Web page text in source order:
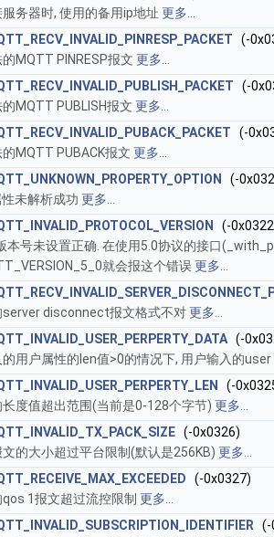
务器时, 使用的备用ip地址 更多...
(-
MQTT PINRESP报文 更多...
(-
MQTT PUBLISH报文 更多...
(-
MQTT PUBACK报文 更多...
(-
未解析成功 更多...
(-
号未设置正确. 在使用5.0协议的接口
就会报这个错误更多...
server disconnect报文格式不对更多...
(-
用户属性的len值>0的情况下, 用户输入的
(-
长度值超出范围(当前是0-128个字节) 更多...
(-0x0326)
文的大小超过平台限制(默认是256KB) 更多...
(-0x0327)
1报文超过流控限制 更多...
(-